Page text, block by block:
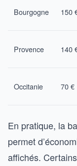
Bourgogne 150
Provence 140
Occitanie 70 €
En pratique, la
permet
affichés.